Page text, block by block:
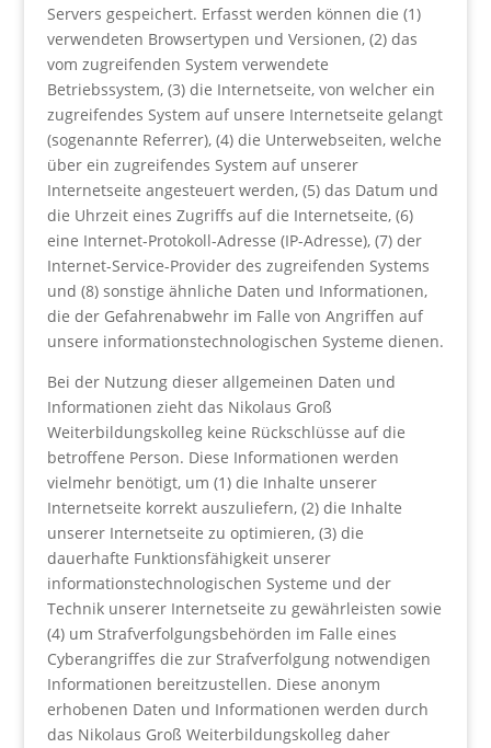
Servers gespeichert. Erfasst werden können die (1)
verwendeten Browsertypen und Versionen, (2) das
vom zugreifenden System verwendete
Betriebssystem, (3) die Internetseite, von welcher ein
zugreifendes System auf unsere Internetseite gelangt
(sogenannte Referrer), (4) die Unterwebseiten, welche
über ein zugreifendes System auf unserer
Internetseite angesteuert werden, (5) das Datum und
die Uhrzeit eines Zugriffs auf die Internetseite, (6)
eine Internet-Protokoll-Adresse (IP-Adresse), (7) der
Internet-Service-Provider des zugreifenden Systems
und (8) sonstige ähnliche Daten und Informationen,
die der Gefahrenabwehr im Falle von Angriffen auf
unsere informationstechnologischen Systeme dienen.
Bei der Nutzung dieser allgemeinen Daten und
Informationen zieht das Nikolaus Groß
Weiterbildungskolleg keine Rückschlüsse auf die
betroffene Person. Diese Informationen werden
vielmehr benötigt, um (1) die Inhalte unserer
Internetseite korrekt auszuliefern, (2) die Inhalte
unserer Internetseite zu optimieren, (3) die
dauerhafte Funktionsfähigkeit unserer
informationstechnologischen Systeme und der
Technik unserer Internetseite zu gewährleisten sowie
(4) um Strafverfolgungsbehörden im Falle eines
Cyberangriffes die zur Strafverfolgung notwendigen
Informationen bereitzustellen. Diese anonym
erhobenen Daten und Informationen werden durch
das Nikolaus Groß Weiterbildungskolleg daher